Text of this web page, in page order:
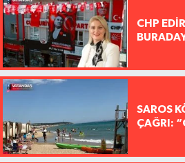
CHP
SAROS
ÇAĞRI: